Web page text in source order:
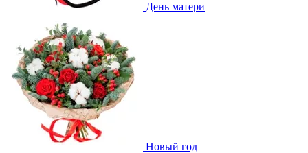
День матери
Новый год